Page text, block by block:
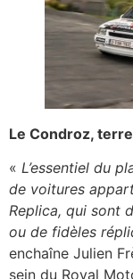
Le Condroz,
« L’essentiel du
de voitures
Replica, qui sont
ou de fidèles
enchaîne Julien
sein du Royal